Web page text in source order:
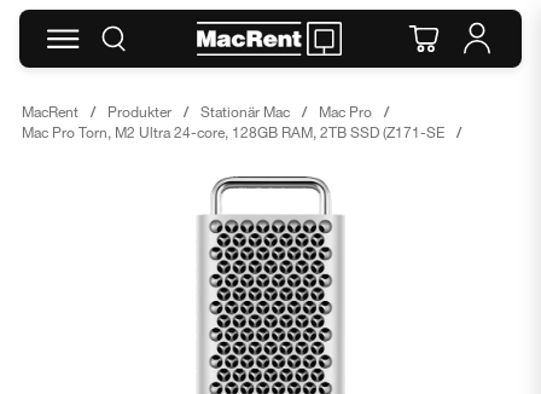
MacRent Produkter Stationär Mac
Mac Pro
Mac Pro Torn, M2 Ultra 24-core, 128GB RAM, 2TB SSD (Z171-SE